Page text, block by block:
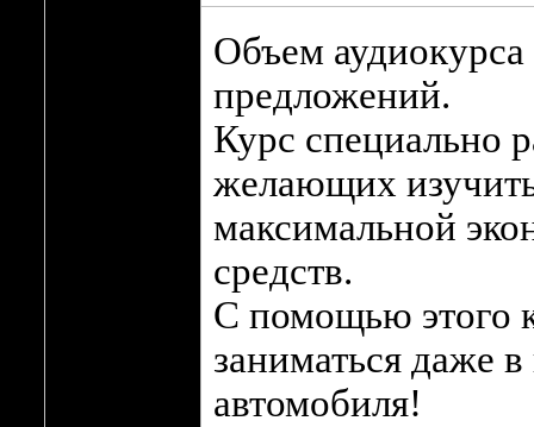
Объем
предложений.
Курс специально
желающих
максимальной
средств.
С помощью этого
заниматься даже
автомобиля!